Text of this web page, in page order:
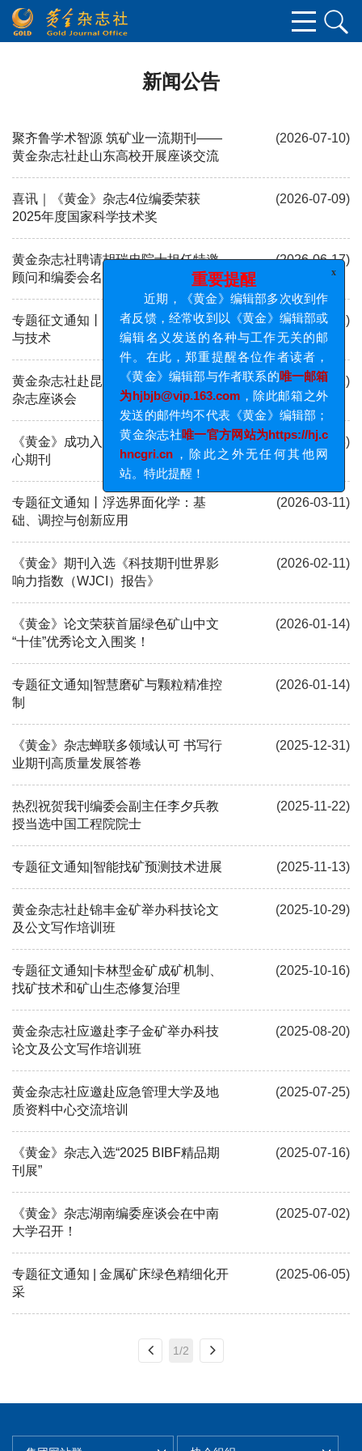
新闻公告
聚齐鲁学术智源 筑矿业一流期刊——
黄金杂志社赴山东高校开展座谈交流
(2026-07-10)
喜讯｜《黄金》杂志4位编委荣获
2025年度国家科学技术奖
(2026-07-09)
黄金杂志社聘请胡瑞忠院士担任特邀
顾问和编委会名誉主任
(2026-06-17)
专题征文通知丨金属矿绿色开采理论
与技术
(2026-06-02)
黄金杂志社赴昆明高校举办《黄金》
杂志座谈会
(2026-05-22)
《黄金》成功入选CACJ中国应用型核
心期刊
(2026-04-13)
专题征文通知丨浮选界面化学：基
础、调控与创新应用
(2026-03-11)
《黄金》期刊入选《科技期刊世界影
响力指数（WJCI）报告》
(2026-02-11)
《黄金》论文荣获首届绿色矿山中文
“十佳”优秀论文入围奖！
(2026-01-14)
专题征文通知|智慧磨矿与颗粒精准控
制
(2026-01-14)
《黄金》杂志蝉联多领域认可 书写行
业期刊高质量发展答卷
(2025-12-31)
热烈祝贺我刊编委会副主任李夕兵教
授当选中国工程院院士
(2025-11-22)
专题征文通知|智能找矿预测技术进展 (2025-11-13)
黄金杂志社赴锦丰金矿举办科技论文
及公文写作培训班
(2025-10-29)
专题征文通知|卡林型金矿成矿机制、
找矿技术和矿山生态修复治理
(2025-10-16)
黄金杂志社应邀赴李子金矿举办科技
论文及公文写作培训班
(2025-08-20)
黄金杂志社应邀赴应急管理大学及地
质资料中心交流培训
(2025-07-25)
《黄金》杂志入选“2025 BIBF精品期
刊展”
(2025-07-16)
《黄金》杂志湖南编委座谈会在中南
大学召开！
(2025-07-02)
专题征文通知 | 金属矿床绿色精细化开
采
(2025-06-05)
1/2
重要提醒
近期，《黄金》编辑部多次收到作
者反馈，经常收到以《黄金》编辑部或
编辑名义发送的各种与工作无关的邮
件。在此，郑重提醒各位作者读者，
《黄金》编辑部与作者联系的唯一邮箱
为hjbjb@vip.163.com
，除此邮箱之外
发送的邮件均不代表《黄金》编辑部；
黄金杂志社 唯一官方网站为https://hj.c
hncgri.cn
，除此之外无任何其他网
站。特此提醒！